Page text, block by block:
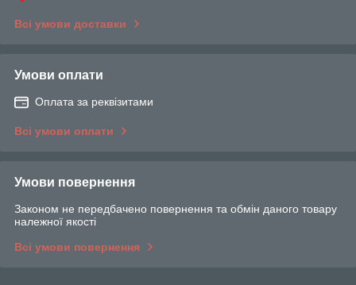
Всі умови доставки
Умови оплати
Оплата за реквізитами
Всі умови оплати
Умови повернення
Законом не передбачено повернення та обмін даного товару
належної якості
Всі умови повернення